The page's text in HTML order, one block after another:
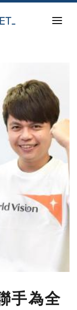
手為全